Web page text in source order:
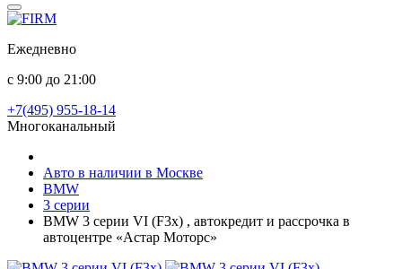
Ежедневно
с 9:00 до 21:00
+7(495) 955-18-14
Многоканальный
Авто в наличии в Москве
BMW
3 серии
BMW 3 серии VI (F3x) , автокредит и рассрочка в
автоцентре «Астар Моторс»